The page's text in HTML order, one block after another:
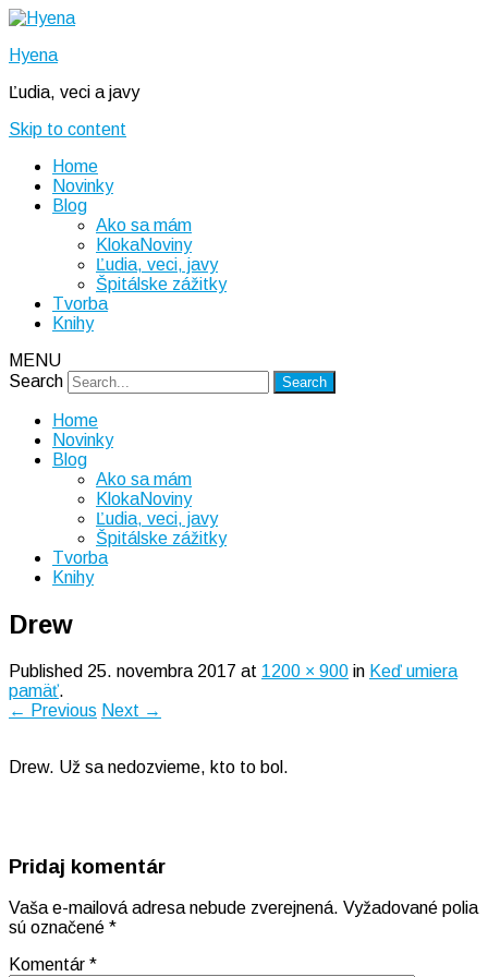
Hyena
Ľudia, veci a javy
Skip to content
Home
Novinky
Blog
Ako sa mám
KlokaNoviny
Ľudia, veci, javy
Špitálske zážitky
Tvorba
Knihy
MENU
Search
Home
Novinky
Blog
Ako sa mám
KlokaNoviny
Ľudia, veci, javy
Špitálske zážitky
Tvorba
Knihy
Drew
Published 25. novembra 2017 at 1200 × 900 in Keď umiera
pamäť.
← Previous Next →
Drew. Už sa nedozvieme, kto to bol.
Pridaj komentár
Vaša e-mailová adresa nebude zverejnená. Vyžadované polia
sú označené *
Komentár *